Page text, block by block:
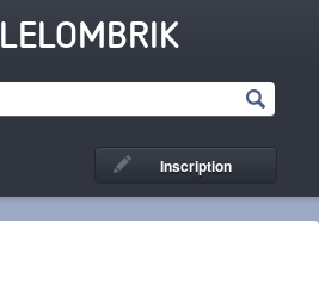
LELOMBRIK
Inscription